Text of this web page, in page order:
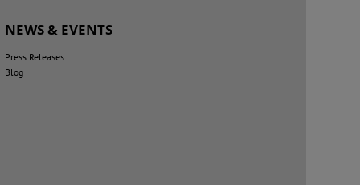
NEWS & EVENTS
Press Releases
Blog